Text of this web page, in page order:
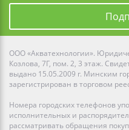
ООО «Акватехнологии».
Козлова, 7Г, пом. 2, 3 этаж.
выдано 15.05.2009 г. Минским
зарегистрирован в торговом
Номера городских телефонов
исполнительных и
рассматривать обращения